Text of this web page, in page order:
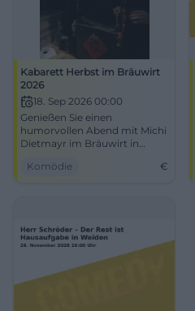
Kabarett Herbst im Bräuwirt
2026
18. Sep 2026 00:00
Genießen Sie einen
humorvollen Abend mit Michi
Dietmayr im Bräuwirt in
2026 erwartet Sie eine
Komödie €